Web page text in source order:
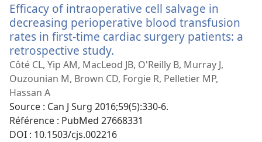
fenêtre)
Efficacy of intraoperative cell salvage in
decreasing perioperative blood transfusion
rates in first-time cardiac surgery patients: a
retrospective study.
une
nouvelle
Côté CL, Yip AM, MacLeod JB, O'Reilly B, Murray J,
Ouzounian M, Brown CD, Forgie R, Pelletier MP,
Hassan A
Source ‎: Can J Surg 2016;59(5):330-6.
Référence ‎: PubMed 27668331
DOI ‎: 10.1503/cjs.002216